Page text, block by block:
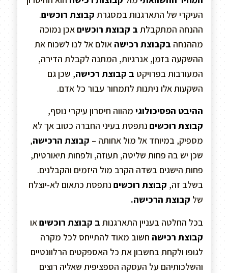
העיקרי של התארגנות במסגרת קבוצת רוכשים.
ההנחה המתקבלת ב קבוצת רוכשיםאכן נמוכה
מההנחה בקבוצת רכישה אולם אל לנו לשכוח את
ההשקעה בזמן, אנרגיות, המתנה לקבלת הדירה,
המעורבות בפרויקט ב קבוצת רכישה, שכן גם
השקעות אלו ניתנות לתמחור עבור כל אדם.
ההיבט הפסיכולוגימהווה חיסרון עיקרי נוסף,
קבוצת רוכשיםנתפסת בעיני החברה כטוב אך לא
מספיק, במיוחד אל מול אחותה – קבוצת הרכישה,
שכן יש בה פחות שליטה, תעוזה, ולפחות תיאורטית,
פחות הישגים בשדה הקרב מול היזמים והקבלנים.
בשלב זה, קבוצת רוכשיםנתפסת כתאום לא-יוצלח
של קבוצת הרכישה.
בכל החלטה בעניין התארגנות ב קבוצת רוכשיםאו
קבוצת רכישה חשוב מאוד להתייחס לכל מקרה
לגופו ולקחת בחשבון את כל האספקטים הרלוונטיים
והשלכותיהם על העסקה הספציפית שאליה רוצים